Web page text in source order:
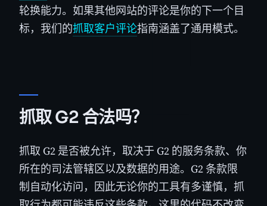
轮换能力。如果其他网站的评论是你的下一个目
标，我们的抓取客户评论指南涵盖了通用模式。
抓取 G2 合法吗？
抓取 G2 是否被允许，取决于 G2 的服务条款、你
所在的司法管辖区以及数据的用途。G2 条款限
制自动化访问，因此无论你的工具有多谨慎，抓